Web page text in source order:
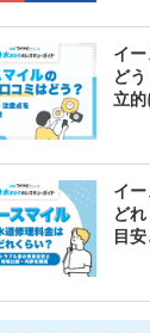
イ
ど
立的
イ
ど
目